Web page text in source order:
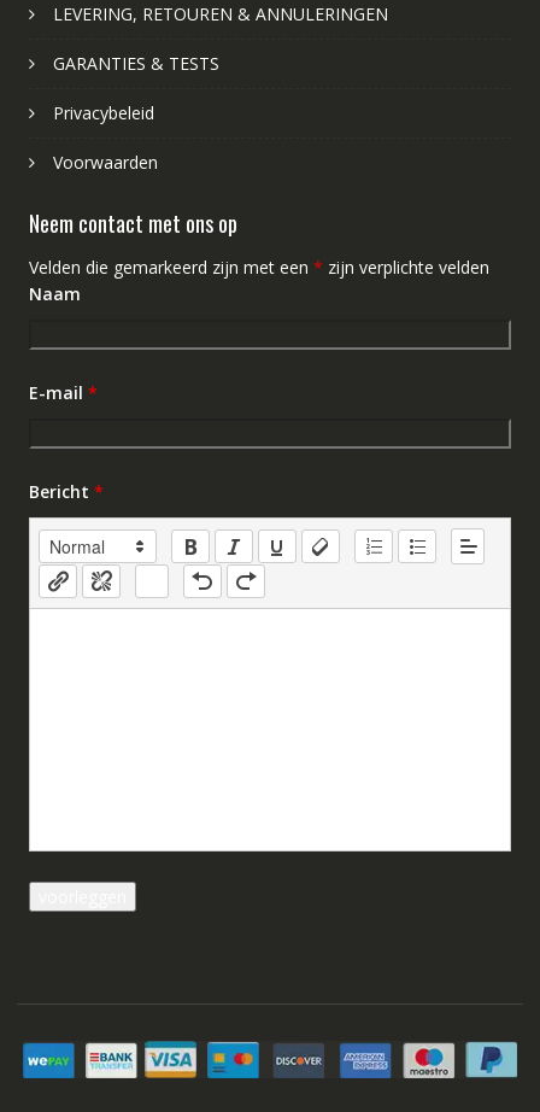
LEVERING, RETOUREN & ANNULERINGEN
GARANTIES & TESTS
Privacybeleid
Voorwaarden
Neem contact met ons op
Velden die gemarkeerd zijn met een * zijn verplichte velden
Naam
E-mail *
Bericht *